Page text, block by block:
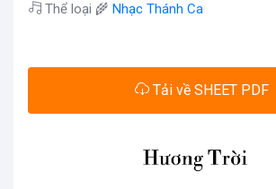
Thể loại 🌾 Nhạc Thánh Ca
Tải về SHEET PDF